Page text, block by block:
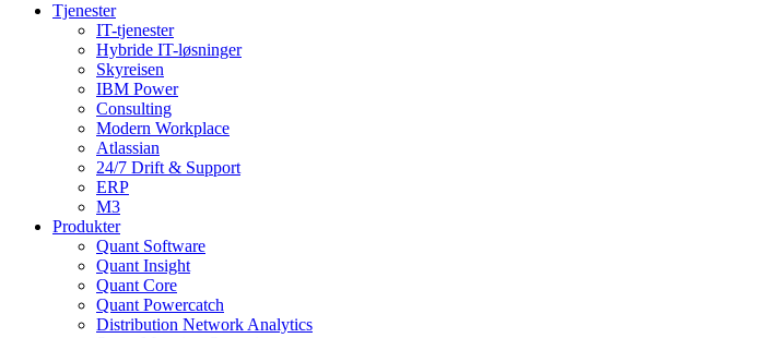
Tjenester
IT-tjenester
Hybride IT-løsninger
Skyreisen
IBM Power
Consulting
Modern Workplace
Atlassian
24/7 Drift & Support
ERP
M3
Produkter
Quant Software
Quant Insight
Quant Core
Quant Powercatch
Distribution Network Analytics